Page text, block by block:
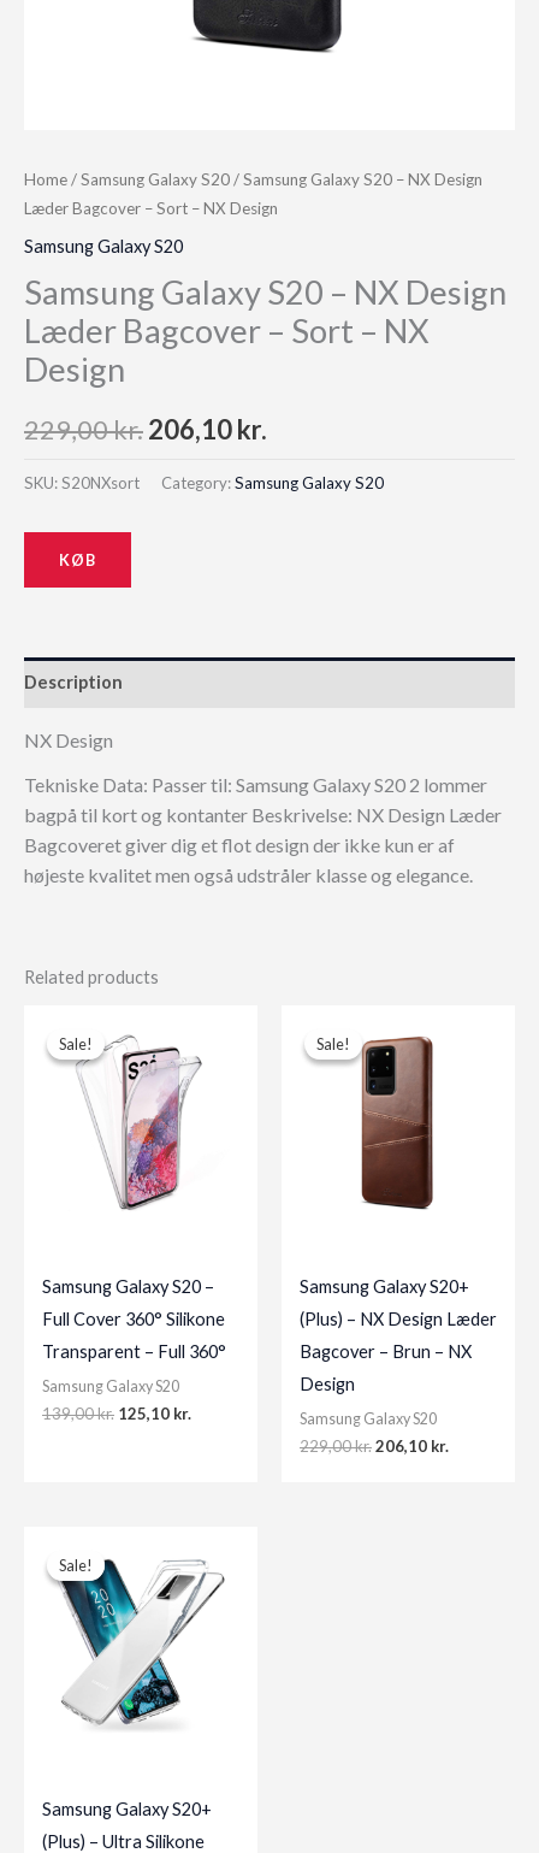
Home/Samsung Galaxy S20/ Samsung Galaxy S20 – NX Design
Læder Bagcover – Sort – NX Design
Samsung Galaxy S20
Samsung Galaxy S20 – NX Design
Læder Bagcover – Sort – NX
Design
229,00kr.Original
price
206,10kr.
price
SKU:S20NXsort Category:Samsung Galaxy S20
KØB
Description
NX Design
Tekniske Data: Passer til: Samsung Galaxy S20 2 lommer
bagpå til kort og kontanter Beskrivelse: NX Design Læder
Bagcoveret giver dig et flot design der ikke kun er af
højeste kvalitet men også udstråler klasse og elegance.
Related products
Sale!
Sale!
Samsung Galaxy S20 –
Full Cover 360° Silikone
Transparent – Full 360°
Samsung Galaxy S20
139,00kr. Original
125,10 kr.
Sale!
Sale!
Samsung Galaxy S20+
(Plus) – NX Design Læder
Bagcover – Brun – NX
Design
Samsung Galaxy S20
229,00kr.Original
206,10 kr.
Sale!
Sale!
Samsung Galaxy S20+
(Plus) – Ultra Silikone